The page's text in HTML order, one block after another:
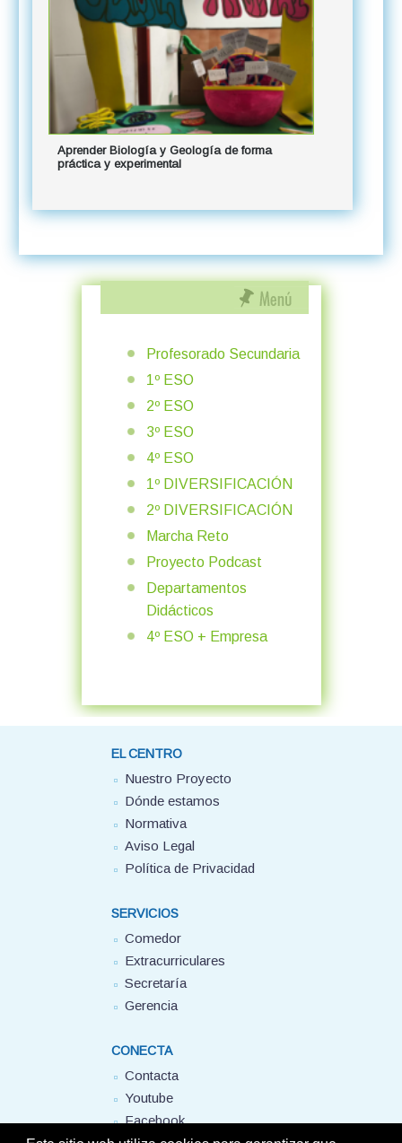
Aprender Biología y Geología de forma
práctica y experimental
Profesorado Secundaria
1º ESO
2º ESO
3º ESO
4º ESO
1º DIVERSIFICACIÓN
2º DIVERSIFICACIÓN
Marcha Reto
Proyecto Podcast
Departamentos
Didácticos
4º ESO + Empresa
EL CENTRO
Nuestro Proyecto
Dónde estamos
Normativa
Aviso Legal
Política de Privacidad
SERVICIOS
Comedor
Extracurriculares
Secretaría
Gerencia
CONECTA
Contacta
Youtube
Facebook